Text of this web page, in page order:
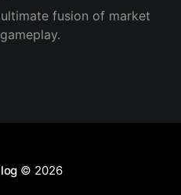
fusion of market
© 2026